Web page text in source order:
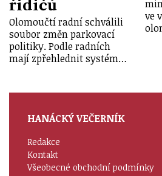
řidičů
Olomoučtí radní schválili
soubor změn parkovací
politiky. Podle radních
mají zpřehlednit systém…
ve
HANÁCKÝ VEČERNÍK
Redakce
Kontakt
Všeobecné obchodní podmínky